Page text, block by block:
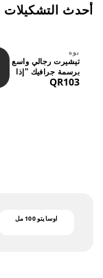
أحدث التشكيلات
بوه
تيشيرت رجالي واسع
برسمة جرافيك "إذا
لم نُعجبك...
QR103
أوسايتو 100 مل